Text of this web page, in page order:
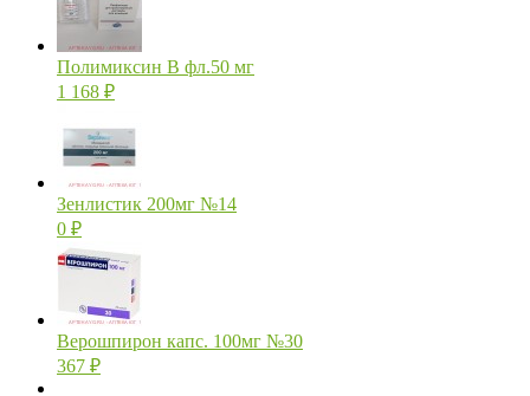
Полимиксин В фл.50 мг
1 168 ₽
Зенлистик 200мг №14
0 ₽
Верошпирон капс. 100мг №30
367 ₽